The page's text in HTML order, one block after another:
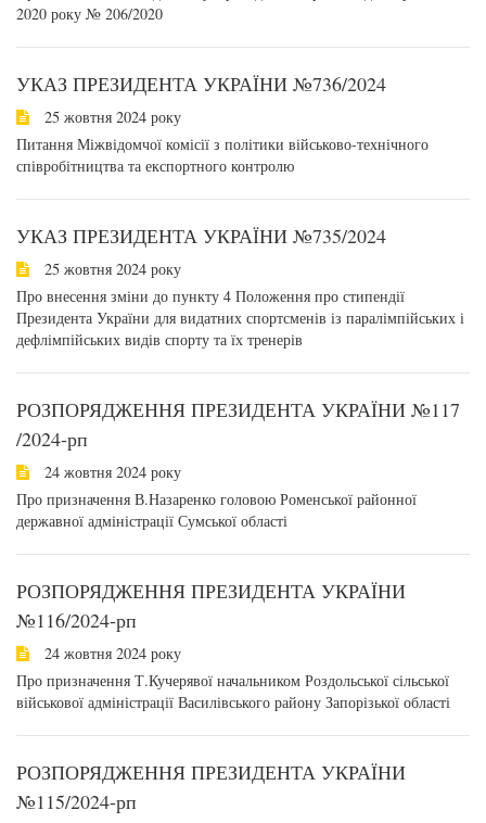
2020 року № 206/2020
УКАЗ ПРЕЗИДЕНТА УКРАЇНИ №736/2024
25 жовтня 2024 року
Питання Міжвідомчої комісії з політики військово-технічного
співробітництва та експортного контролю
УКАЗ ПРЕЗИДЕНТА УКРАЇНИ №735/2024
25 жовтня 2024 року
Про внесення зміни до пункту 4 Положення про стипендії
Президента України для видатних спортсменів із паралімпійських і
дефлімпійських видів спорту та їх тренерів
РОЗПОРЯДЖЕННЯ ПРЕЗИДЕНТА УКРАЇНИ №117
/2024-рп
24 жовтня 2024 року
Про призначення В.Назаренко головою Роменської районної
державної адміністрації Сумської області
РОЗПОРЯДЖЕННЯ ПРЕЗИДЕНТА УКРАЇНИ
№116/2024-рп
24 жовтня 2024 року
Про призначення Т.Кучерявої начальником Роздольської сільської
військової адміністрації Василівського району Запорізької області
РОЗПОРЯДЖЕННЯ ПРЕЗИДЕНТА УКРАЇНИ
№115/2024-рп